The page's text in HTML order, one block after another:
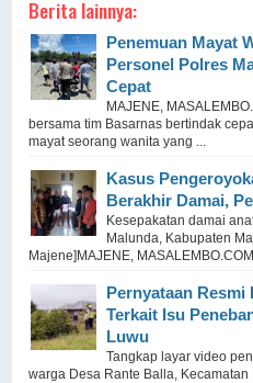
Berita lainnya:
Penemuan Mayat
Personel Polres
Cepat
MAJENE,
bersama tim Basarnas bertindak
mayat seorang wanita yang ...
Kasus
Berakhir Damai,
Kesepakatan damai
Malunda, Kabupaten
Majene]MAJENE,
Pernyataan Resmi
Terkait Isu
Luwu
Tangkap layar video
warga Desa Rante Balla,